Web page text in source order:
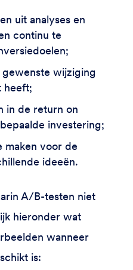
uit analyses en
continu te
wijziging
heeft;
in de return on
investering;
maken voor de
ideeën.
A/B-testen niet
hieronder wat
wanneer
is: